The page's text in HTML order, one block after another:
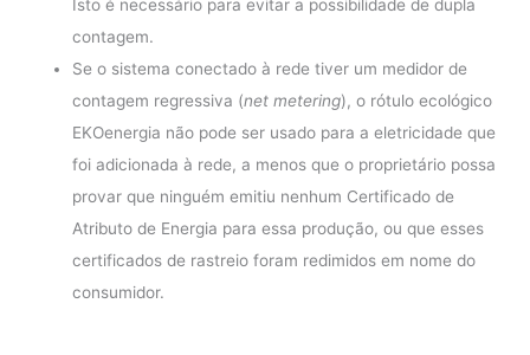
Isto é necessário para evitar a possibilidade de dupla
contagem.
Se o sistema conectado à rede tiver um medidor de
contagem regressiva (net metering), o rótulo ecológico
EKOenergia não pode ser usado para a eletricidade que
foi adicionada à rede, a menos que o proprietário possa
provar que ninguém emitiu nenhum Certificado de
Atributo de Energia para essa produção, ou que esses
certificados de rastreio foram redimidos em nome do
consumidor.